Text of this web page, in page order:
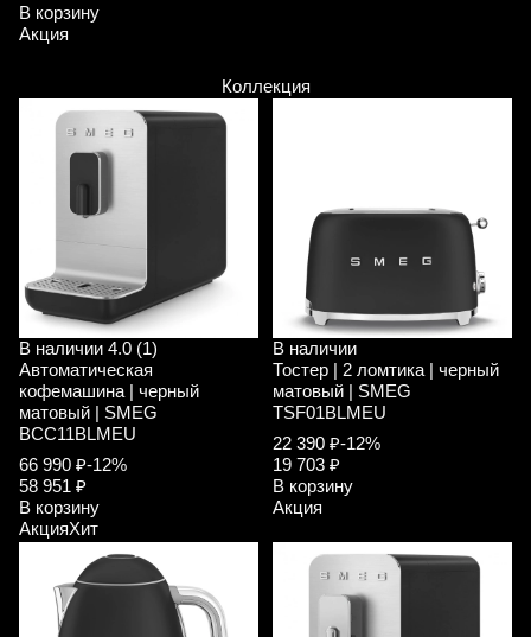
В корзину
Акция
Коллекция
В наличии 4.0 (1)
Автоматическая
кофемашина | черный
матовый | SMEG
BCC11BLMEU
66 990 ₽-12%
58 951 ₽
В корзину
АкцияХит
В наличии
Тостер | 2 ломтика | черный
матовый | SMEG
TSF01BLMEU
22 390 ₽-12%
19 703 ₽
В корзину
Акция